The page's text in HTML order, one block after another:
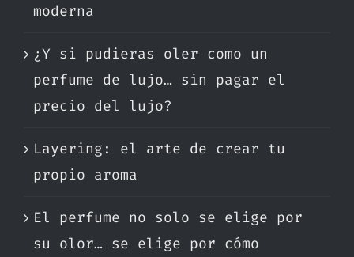
moderna
¿Y si pudieras oler como un
perfume de lujo… sin pagar el
precio del lujo?
Layering: el arte de crear tu
propio aroma
El perfume no solo se elige por
su olor… se elige por cómo